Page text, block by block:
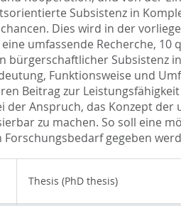
Subsistenz in
Dies wird in der
umfassende Recherche,
bürgerschaftlicher Subsistenz
Funktionsweise und
Beitrag zur
der Anspruch, das Konzept
zu machen. So soll eine
Forschungsbedarf gegeben
Thesis (PhD thesis)